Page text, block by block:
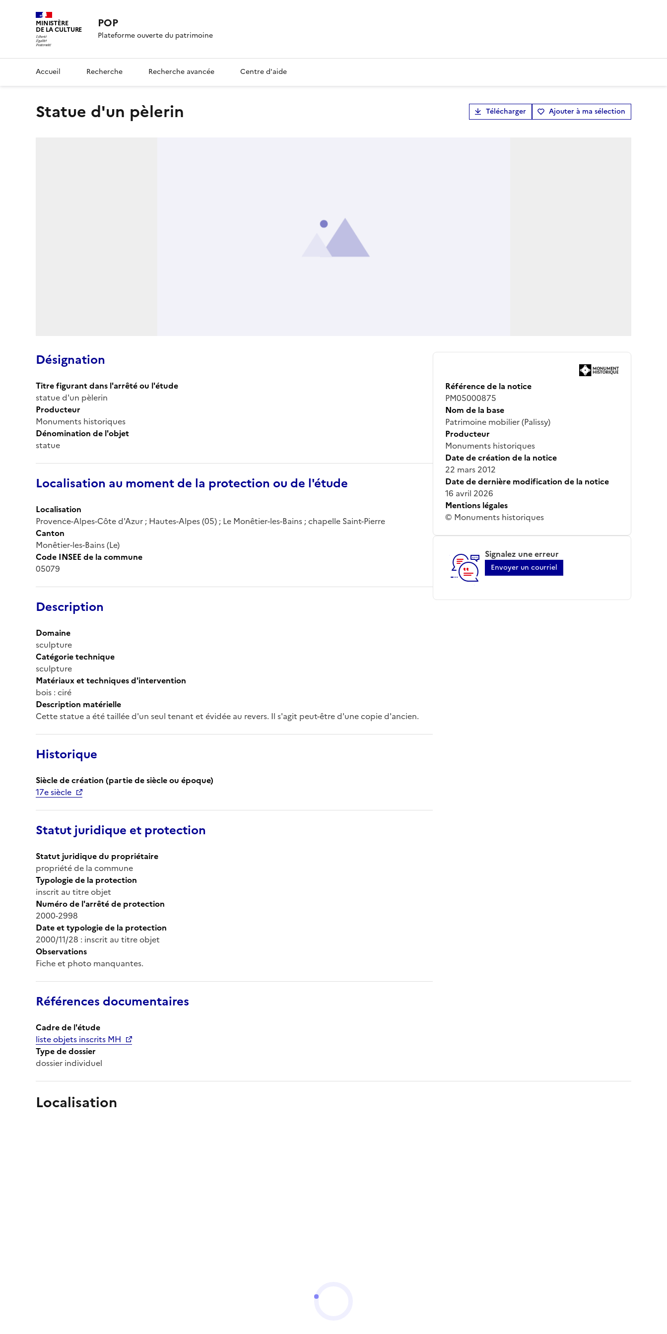
MINISTÈRE
DE LA CULTURE POP
Plateforme ouverte du patrimoine
Accueil Recherche Recherche avancée Centre d'aide
statue d'un pèlerin Télécharger Ajouter à ma sélection
Désignation
Titre figurant dans l'arrêté ou l'étude
statue d'un pèlerin
Producteur
Monuments historiques
Dénomination de l'objet
statue
Localisation au moment de la protection ou de l'étude
Localisation
Provence-Alpes-Côte d'Azur ; Hautes-Alpes (05) ; Le Monêtier-les-Bains ; chapelle Saint-Pierre
Canton
Monêtier-les-Bains (Le)
Code INSEE de la commune
05079
Description
Domaine
sculpture
Catégorie technique
sculpture
Matériaux et techniques d'intervention
bois : ciré
Description matérielle
Cette statue a été taillée d'un seul tenant et évidée au revers. Il s'agit peut-être d'une copie d'ancien.
Historique
Siècle de création (partie de siècle ou époque)
17e siècle
Statut juridique et protection
Statut juridique du propriétaire
propriété de la commune
Typologie de la protection
inscrit au titre objet
Numéro de l'arrêté de protection
2000-2998
Date et typologie de la protection
2000/11/28 : inscrit au titre objet
Observations
Fiche et photo manquantes.
Références documentaires
Cadre de l'étude
liste objets inscrits MH
Type de dossier
dossier individuel
Référence de la notice
PM05000875
Nom de la base
Patrimoine mobilier (Palissy)
Producteur
Monuments historiques
Date de création de la notice
22 mars 2012
Date de dernière modification de la notice
16 avril 2026
Mentions légales
© Monuments historiques
Signalez une erreur
Envoyer un courriel
Localisation